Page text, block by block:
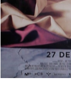
'Mientras dure la